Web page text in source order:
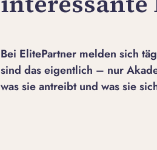
Bei ElitePartner melden sich
sind das eigentlich – nur
was sie antreibt und was sie